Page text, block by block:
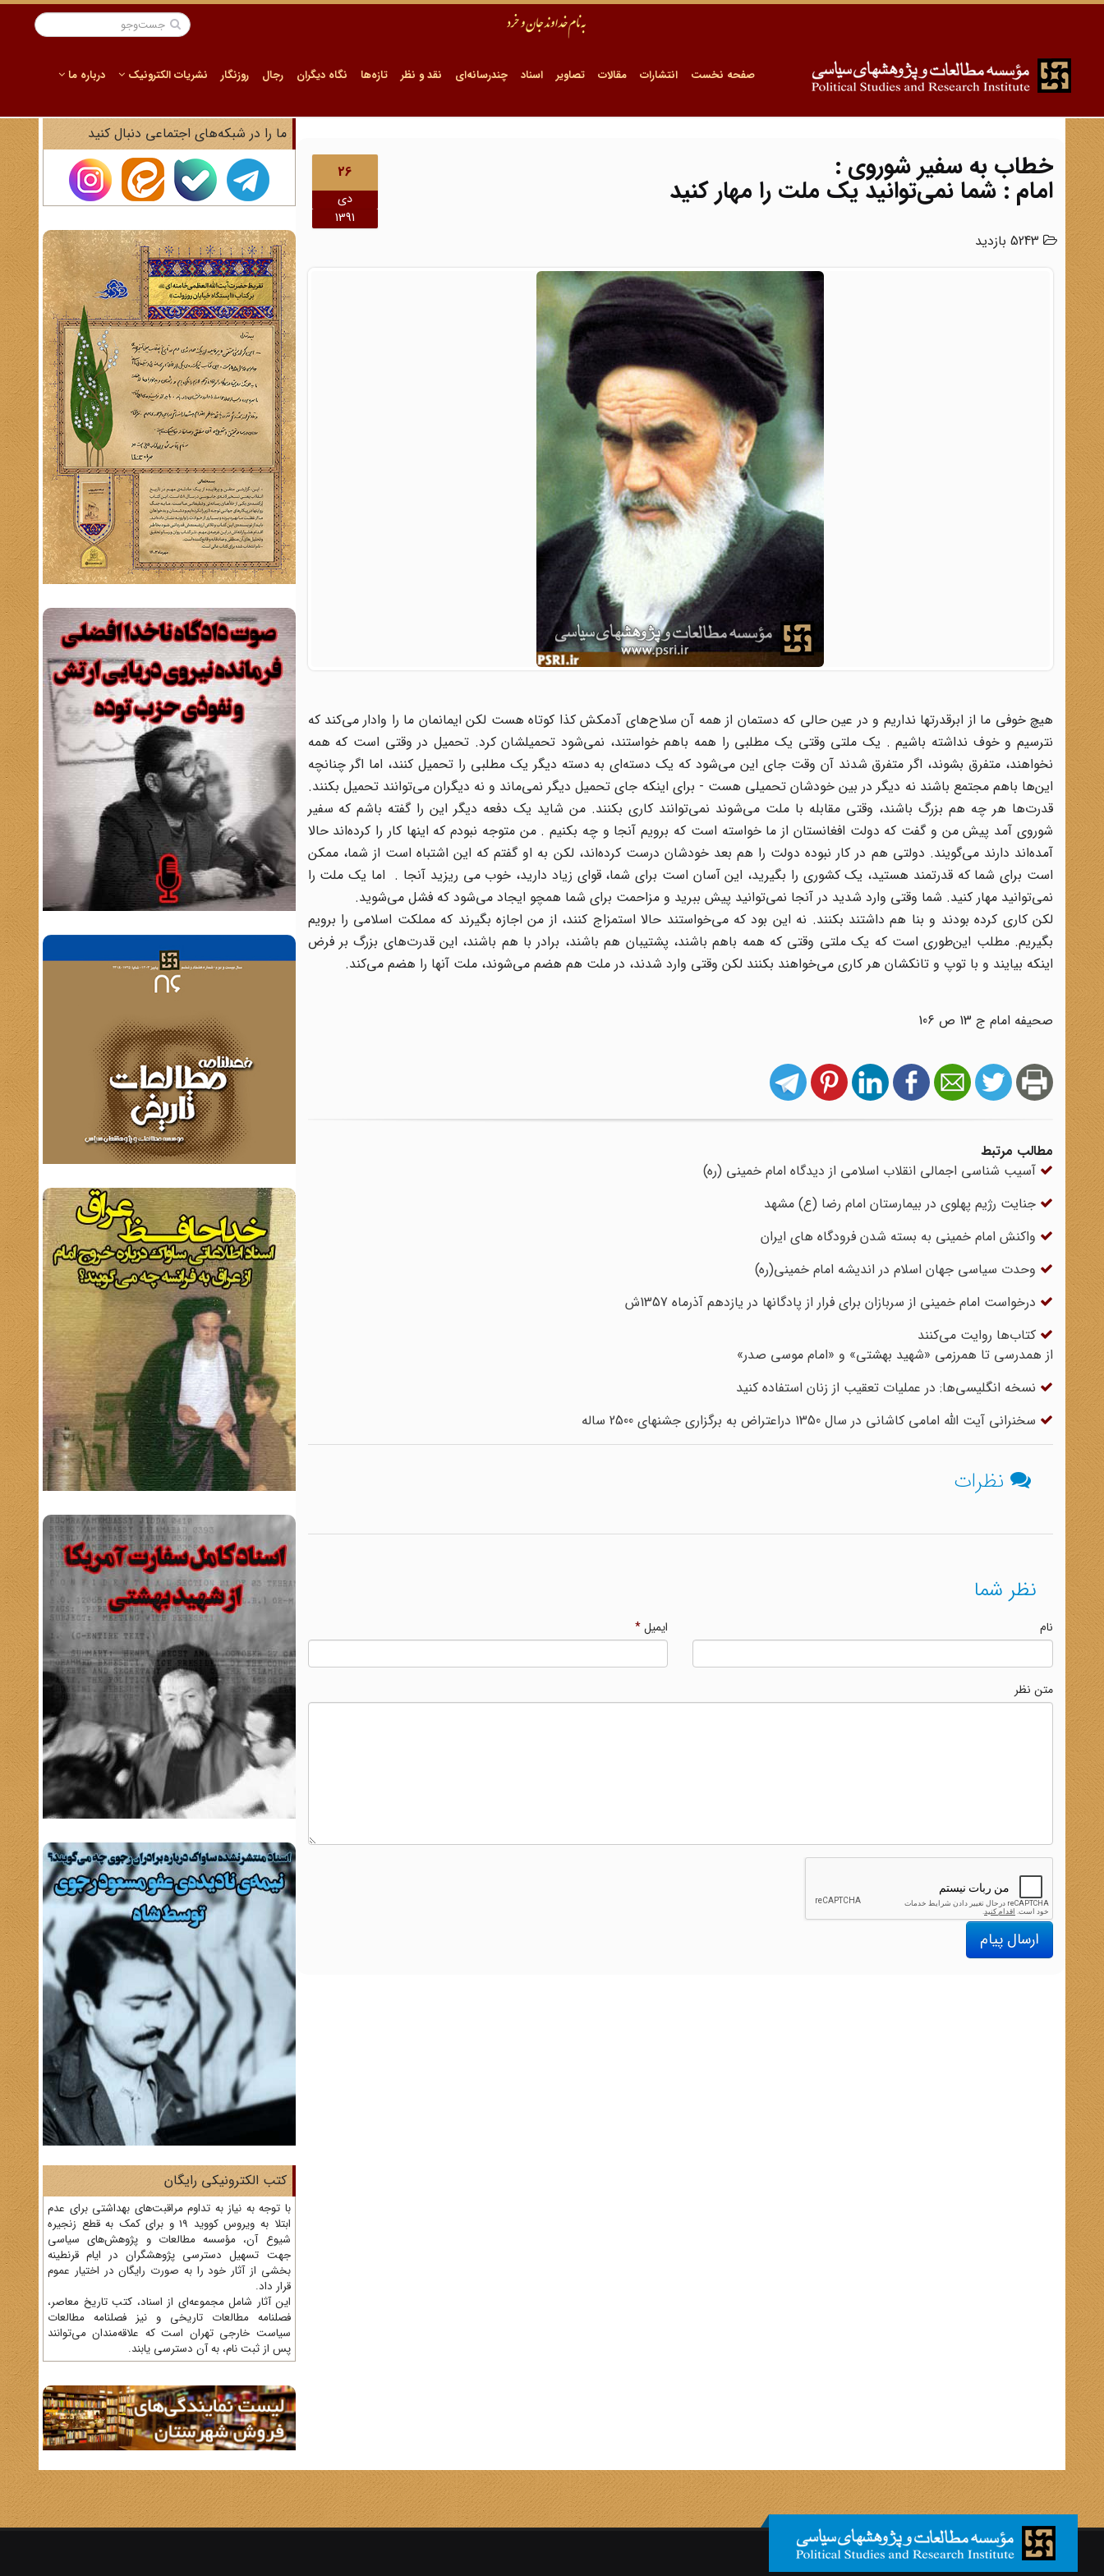
صفحه نخست انتشارات مقالات تصاویر اسناد چندرسانه‌ای نقد و نظر تازه‌ها نگاه دیگران رجال روزنگار نشریات الکترونیک درباره ما
26
دی
1391
خطاب به سفیر شوروی :
امام : شما نمی‌توانید یک ملت را مهار کنید
هیچ خوفی ما از ابرقدرتها نداریم و در عین حالی که دستمان از همه آن سلاح‌های آدمکش کذا کوتاه هست لکن ایمانمان ما را وادار می‌کند که
نترسیم و خوف نداشته باشیم . یک ملتی وقتی یک مطلبی را همه باهم خواستند، نمی‌شود تحمیلشان کرد. تحمیل در وقتی است که همه
نخواهند، متفرق بشوند، اگر متفرق شدند آن وقت جای این می‌شود که یک دسته‌ای به دسته دیگر یک مطلبی را تحمیل کنند، اما اگر چنانچه
این‌ها باهم مجتمع باشند نه دیگر در بین خودشان تحمیلی هست - برای اینکه جای تحمیل دیگر نمی‌ماند و نه دیگران می‌توانند تحمیل بکنند.
قدرت‌ها هر چه هم بزرگ باشند، وقتی مقابله با ملت می‌شوند نمی‌توانند کاری بکنند. من شاید یک دفعه دیگر این را گفته باشم که سفیر
شوروی آمد پیش من و گفت که دولت افغانستان از ما خواسته است که برویم آنجا و چه بکنیم . من متوجه نبودم که اینها کار را کرده‌اند حالا
آمده‌اند دارند می‌گویند. دولتی هم در کار نبوده دولت را هم بعد خودشان درست کرده‌اند، لکن به او گفتم که این اشتباه است از شما، ممکن
است برای شما که قدرتمند هستید، یک کشوری را بگیرید، این آسان است برای شما، قوای زیاد دارید، خوب می ریزید آنجا . اما یک ملت را
نمی‌توانید مهار کنید. شما وقتی وارد شدید در آنجا نمی‌توانید پیش ببرید و مزاحمت برای شما همچو ایجاد می‌شود که فشل می‌شوید.
لکن کاری کرده بودند و بنا هم داشتند بکنند. نه این بود که می‌خواستند حالا استمزاج کنند، از من اجازه بگیرند که مملکت اسلامی را برویم
بگیریم. مطلب این‌طوری است که یک ملتی وقتی که همه باهم باشند، پشتیبان هم باشند، برادر با هم باشند، این قدرت‌های بزرگ بر فرض
اینکه بیایند و با توپ و تانکشان هر کاری می‌خواهند بکنند لکن وقتی وارد شدند، در ملت هم هضم می‌شوند، ملت آنها را هضم می‌کند.
صحیفه امام ج 13 ص 106
مطالب مرتبط
آسیب شناسی اجمالی انقلاب اسلامی از دیدگاه امام خمینی (ره)
جنایت رژیم پهلوی در بیمارستان امام رضا (ع) مشهد
واکنش امام خمینی به بسته شدن فرودگاه های ایران
وحدت سیاسی جهان اسلام در اندیشه امام خمینی(ره)
درخواست امام خمینی از سربازان برای فرار از پادگان‏ها در یازدهم آذرماه 1357ش
کتاب‌ها روایت می‌کنند
از همدرسی تا همرزمی «شهید بهشتی» و «امام موسی صدر»
نسخه انگلیسی‌ها: در عملیات تعقیب از زنان استفاده کنید
سخنرانی آیت الله امامی کاشانی در سال 1350 دراعتراض به برگزاری جشنهای 2500 ساله
نظرات
نظر شما
نام ایمیل*
متن نظر
ارسال پیام
ما را در شبکه‌های اجتماعی دنبال کنید
کتب الکترونیکی رایگان
با توجه به نیاز به تداوم مراقبت‌های بهداشتی برای عدم
ابتلا به ویروس کووید 19 و برای کمک به قطع زنجیره
شیوع آن، مؤسسه مطالعات و پژوهش‌های سیاسی
جهت تسهیل دسترسی پژوهشگران در ایام قرنطینه
بخشی از آثار خود را به صورت رایگان در اختیار عموم
قرار داد.
این آثار شامل مجموعه‌ای از اسناد، کتب تاریخ معاصر،
فصلنامه‌ مطالعات تاریخی و نیز فصلنامه مطالعات
سیاست خارجی تهران است که علاقه‌مندان می‌توانند
پس از ثبت نام، به آن دسترسی یابند.